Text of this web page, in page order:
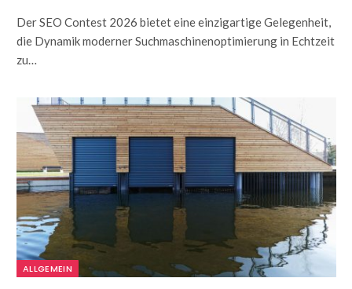
Der SEO Contest 2026 bietet eine einzigartige Gelegenheit,
die Dynamik moderner Suchmaschinenoptimierung in Echtzeit
zu…
ALLGEMEIN